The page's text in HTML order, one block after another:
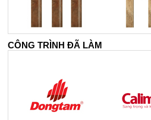
CÔNG TRÌNH ĐÃ LÀM